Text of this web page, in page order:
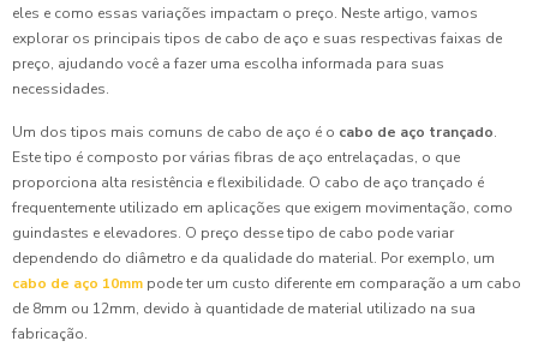
eles e como essas variações impactam o preço. Neste artigo, vamos
explorar os principais tipos de cabo de aço e suas respectivas faixas de
preço, ajudando você a fazer uma escolha informada para suas
necessidades.
Um dos tipos mais comuns de cabo de aço é o cabo de aço trançado.
Este tipo é composto por várias fibras de aço entrelaçadas, o que
proporciona alta resistência e flexibilidade. O cabo de aço trançado é
frequentemente utilizado em aplicações que exigem movimentação, como
guindastes e elevadores. O preço desse tipo de cabo pode variar
dependendo do diâmetro e da qualidade do material. Por exemplo, um
cabo de aço 10mm pode ter um custo diferente em comparação a um cabo
de 8mm ou 12mm, devido à quantidade de material utilizado na sua
fabricação.